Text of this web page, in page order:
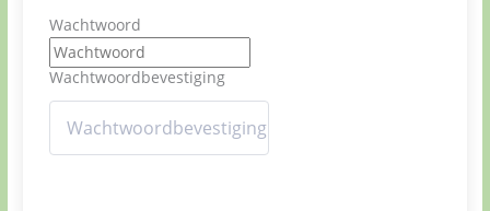
Wachtwoord
Wachtwoordbevestiging